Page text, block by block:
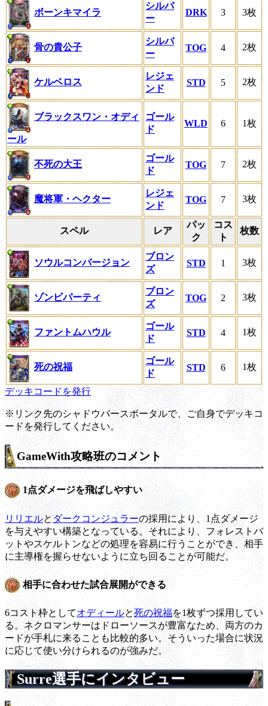
ボーンキマイラ
シルバ
ー
DRK 3 3枚
骨の貴公子
シルバ
ー
TOG 4 2枚
ケルベロス
レジェ
ンド
STD 5 2枚
ブラックスワン・オディ
ール
ゴール
ド
WLD 6 1枚
不死の大王
ゴール
ド
TOG 7 2枚
魔将軍・ヘクター
レジェ
ンド
TOG 7 3枚
スペル レア
パッ
ク
コス
ト
枚数
ソウルコンバージョン
ブロン
ズ
STD 1 3枚
ゾンビパーティ
ブロン
ズ
TOG 2 3枚
ファントムハウル
ゴール
ド
STD 4 1枚
死の祝福
ゴール
ド
STD 6 1枚
デッキコードを発行
※リンク先のシャドウバースポータルで、ご自身でデッキコ
ードを発行してください。
GameWith攻略班のコメント
1点ダメージを飛ばしやすい
リリエルと ダークコンジュラーの採用により、1点ダメージ
を与えやすい構築となっている。それにより、フォレストバ
ットやスケルトンなどの処理を容易に行うことができ、相手
に主導権を握らせないように立ち回ることが可能だ。
相手に合わせた試合展開ができる
6コスト枠としてオディールと死の祝福を1枚ずつ採用してい
る。ネクロマンサーはドローソースが豊富なため、両方のカ
ードが手札に来ることも比較的多い。そういった場合に状況
に応じて使い分けられるのが強みだ。
Surre選手にインタビュー